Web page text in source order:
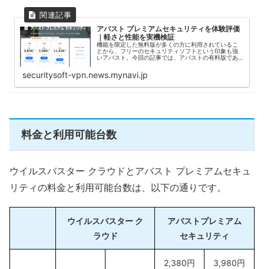
アバスト プレミアムセキュリティを体験評価
｜軽さと性能を実機検証
機能を限定した無料版が多くの方に利用されているこ
とから、フリーのセキュリティソフトという印象も強
いアバスト。今回の記事では、アバストの有料版であ
いて、実機を用いて検証していきます。この記事を...
securitysoft-vpn.news.mynavi.jp
料金と利用可能台数
ウイルスバスター クラウドとアバスト プレミアムセキュ
リティの料金と利用可能台数は、以下の通りです。
ウイルスバスター ク
ラウド
アバストプレミアム
セキュリティ
2,380円
3,980円